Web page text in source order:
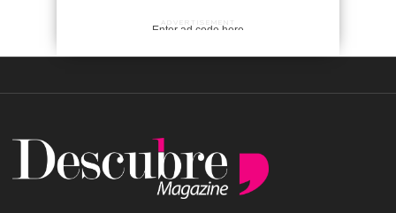
ADVERTISEMENT
Enter ad code here